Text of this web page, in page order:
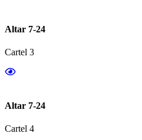
Altar 7-24
Cartel 3
Altar 7-24
Cartel 4